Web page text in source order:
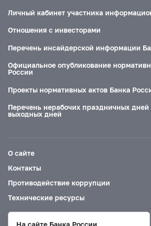
Личный кабинет участника
Отношения с инвесторами
Перечень инсайдерской информации
Официальное опубликование
России
Проекты нормативных актов Банка
Перечень нерабочих праздничных
выходных дней
О сайте
Контакты
Противодействие коррупции
Технические ресурсы
На сайте Банка России